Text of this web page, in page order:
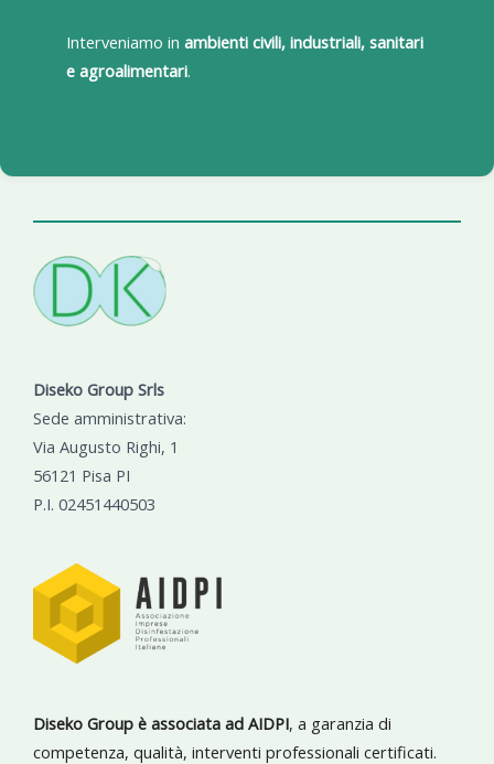
Interveniamo in ambienti civili, industriali, sanitari
e agroalimentari.
Diseko Group Srls
Sede amministrativa:
Via Augusto Righi, 1
56121 Pisa PI
P.I. 02451440503
Diseko Group è associata ad AIDPI, a garanzia di
competenza, qualità, interventi professionali certificati.